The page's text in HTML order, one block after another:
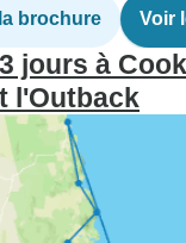
brochure Voir
jours à
l'Outback